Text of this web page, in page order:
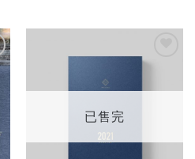
望輕
已售完